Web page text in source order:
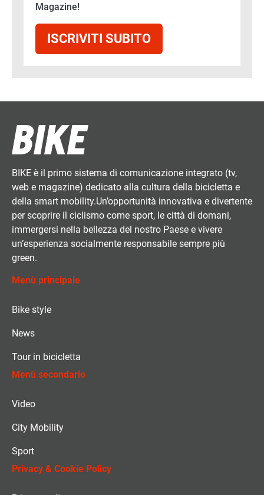
Magazine!
ISCRIVITI SUBITO
BIKE è il primo sistema di comunicazione integrato (tv,
web e magazine) dedicato alla cultura della bicicletta e
della smart mobility.Un’opportunità innovativa e divertente
per scoprire il ciclismo come sport, le città di domani,
immergersi nella bellezza del nostro Paese e vivere
un’esperienza socialmente responsabile sempre più
green.
Menù principale
Bike style
News
Tour in bicicletta
Menù secondario
Video
City Mobility
Sport
Privacy & Cookie Policy